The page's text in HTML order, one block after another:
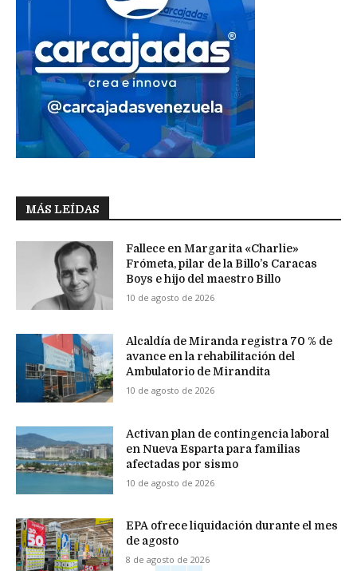
MÁS LEÍDAS
Fallece en Margarita «Charlie»
Frómeta, pilar de la Billo’s Caracas
Boys e hijo del maestro Billo
10 de agosto de 2026
Alcaldía de Miranda registra 70 % de
avance en la rehabilitación del
Ambulatorio de Mirandita
10 de agosto de 2026
Activan plan de contingencia laboral
en Nueva Esparta para familias
afectadas por sismo
10 de agosto de 2026
EPA ofrece liquidación durante el mes
de agosto
8 de agosto de 2026